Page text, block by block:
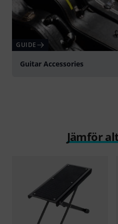
GUIDE
Guitar Accessories
Jämför